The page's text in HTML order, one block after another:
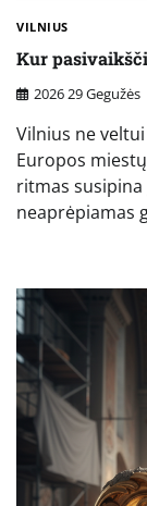
VILNIUS
Kur
2026 29 Gegužės
Vilnius ne
Europos
ritmas
neaprėpiamas